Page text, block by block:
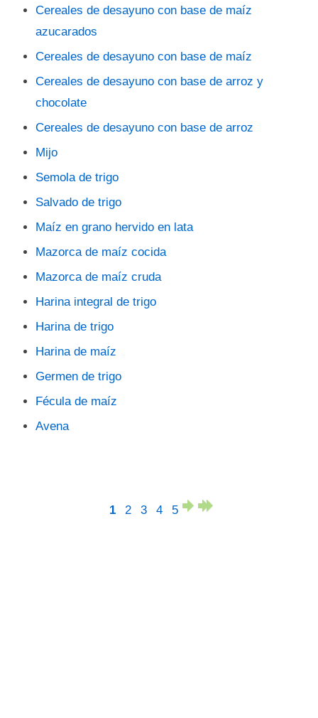
Cereales de desayuno con base de maíz
azucarados
Cereales de desayuno con base de maíz
Cereales de desayuno con base de arroz y
chocolate
Cereales de desayuno con base de arroz
Mijo
Semola de trigo
Salvado de trigo
Maíz en grano hervido en lata
Mazorca de maíz cocida
Mazorca de maíz cruda
Harina integral de trigo
Harina de trigo
Harina de maíz
Germen de trigo
Fécula de maíz
Avena
1 2 3 4 5